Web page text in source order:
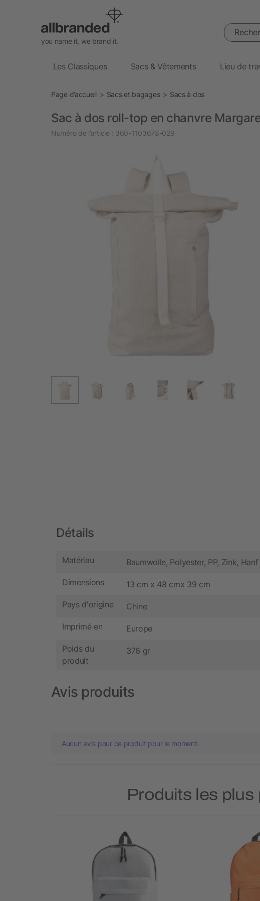
you name it. we brand it.
Les Classiques Sacs & Vêtements Lieu de
Page d’accueil Sacs et bagages Sacs à dos
Sac à dos roll-top en chanvre
Numéro de l’article : 360-1103678-029
Détails
Matériau Baumwolle, Polyester, PP, Zink, Hanf
Dimensions 13 cm x 48 cmx 39 cm
Pays d'origine Chine
Imprimé en Europe
Poids du
produit
376 gr
Avis produits
Aucun avis pour ce produit pour le moment.
Produits les